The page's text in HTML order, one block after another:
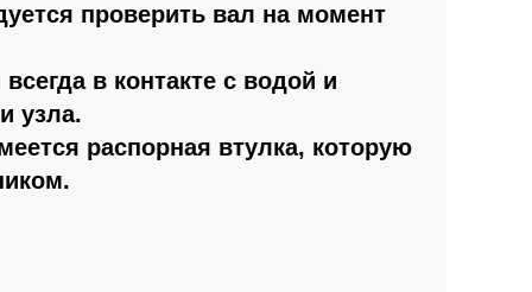
проверить вал на момент
в контакте с водой и
узла.
распорная втулка, которую